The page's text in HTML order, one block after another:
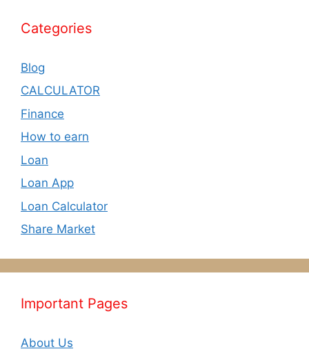
Categories
Blog
CALCULATOR
Finance
How to earn
Loan
Loan App
Loan Calculator
Share Market
Important Pages
About Us